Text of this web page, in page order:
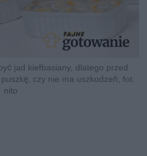
jad kiełbasiany, dlatego przed
czy nie ma uszkodzeń, fot.
nito